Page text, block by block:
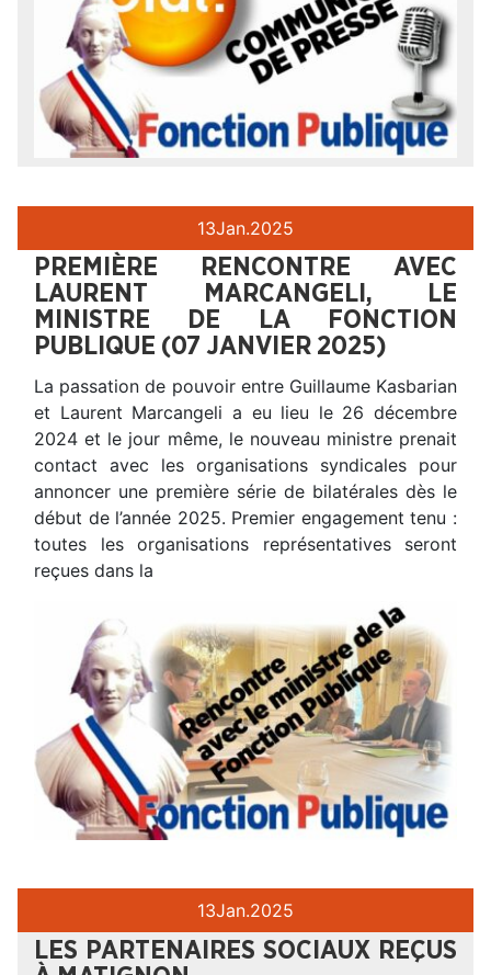
13Jan.2025
PREMIÈRE RENCONTRE AVEC
LAURENT MARCANGELI, LE
MINISTRE DE LA FONCTION
PUBLIQUE (07 JANVIER 2025)
La passation de pouvoir entre Guillaume Kasbarian
et Laurent Marcangeli a eu lieu le 26 décembre
2024 et le jour même, le nouveau ministre prenait
contact avec les organisations syndicales pour
annoncer une première série de bilatérales dès le
début de l’année 2025. Premier engagement tenu :
toutes les organisations représentatives seront
reçues dans la
13Jan.2025
LES PARTENAIRES SOCIAUX REÇUS